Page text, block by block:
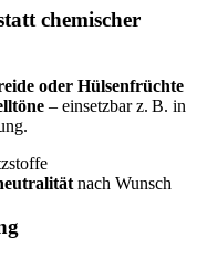
chemischer
oder Hülsenfrüchte
– einsetzbar z. B. in
nach Wunsch